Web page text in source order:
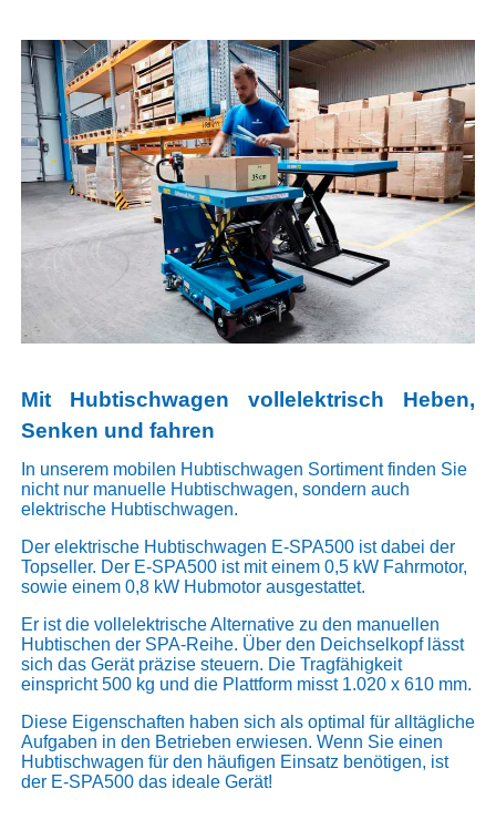
Mit Hubtischwagen vollelektrisch Heben,
Senken und fahren
In unserem mobilen Hubtischwagen Sortiment finden Sie
nicht nur manuelle Hubtischwagen, sondern auch
elektrische Hubtischwagen.
Der elektrische Hubtischwagen E-SPA500 ist dabei der
Topseller. Der E-SPA500 ist mit einem 0,5 kW Fahrmotor,
sowie einem 0,8 kW Hubmotor ausgestattet.
Er ist die vollelektrische Alternative zu den manuellen
Hubtischen der SPA-Reihe. Über den Deichselkopf lässt
sich das Gerät präzise steuern. Die Tragfähigkeit
einspricht 500 kg und die Plattform misst 1.020 x 610 mm.
Diese Eigenschaften haben sich als optimal für alltägliche
Aufgaben in den Betrieben erwiesen. Wenn Sie einen
Hubtischwagen für den häufigen Einsatz benötigen, ist
der E-SPA500 das ideale Gerät!